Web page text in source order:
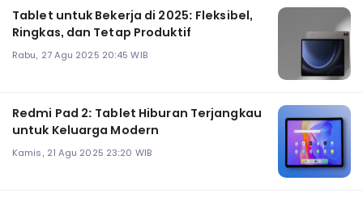
Tablet untuk Bekerja di 2025: Fleksibel,
Ringkas, dan Tetap Produktif
Rabu, 27 Agu 2025 20:45 WIB
Redmi Pad 2: Tablet Hiburan Terjangkau
untuk Keluarga Modern
Kamis, 21 Agu 2025 23:20 WIB